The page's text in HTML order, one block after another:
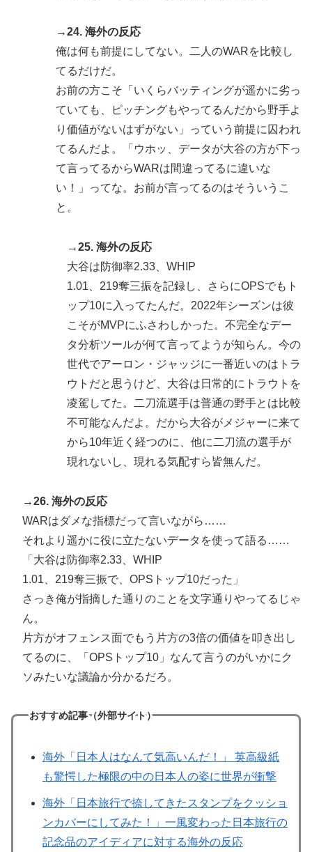
→24. 海外の反応
俺は何も前提にしてない。二人のWARを比較し
てるだけだ。
お前の方こそ「いくらバッティングが遥かに劣っ
ていても、ピッチングもやってるんだから野手よ
り価値がないはずがない」っていう前提に囚われ
てるんだよ。「ウホッ、データが大谷の方が下っ
て言ってるからWARは間違ってるに違いな
い！」ってな。お前が言ってるのはそういうこ
と。
→25. 海外の反応
大谷は防御率2.33、WHIP
1.01、219奪三振を記録し、さらにOPSでもト
ップ10に入ってたんだ。2022年シーズンは彼
こそがMVPにふさわしかった。不完全なデー
タ分析ツールが何て言ってようが知らん。今の
世代でアーロン・ジャッジに一番近いのはトラ
ウトだと思うけど、大谷は日常的にトラウトを
凌駕してた。二刀流選手は普通の野手とは比較
不可能なんだよ。だから大谷がメジャーに来て
から10年近く経つのに、他に二刀流の選手が
現れないし、現れる気配すら皆無んだ。
→26. 海外の反応
WARはダメな指標だって言いながら……
それより遥かに役に立たないデータを使って語る……
「大谷は防御率2.33、WHIP
1.01、219奪三振で、OPSトップ10だった」
さっき俺が指摘した通りのことを文字通りやってるじゃ
ん。
片方がオフェンス面でもう片方の3倍の価値を叩き出し
てるのに、「OPSトップ10」なんて言うのがいかにク
ソみたいな議論か分かるだろ。
おすすめ記事（外部サイト）
海外「日本人はなんて気高いんだ！」 英高級紙
も驚愕した極限の中の日本人の姿に世界が衝撃
海外「日本旅行で捺してきたスタンプをクッショ
ンカバーにしてみた！」一風変わった日本旅行の
記念品のアイディアに対する海外の反応